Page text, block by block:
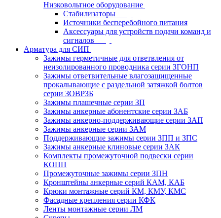
Низковольтное оборудование
Стабилизаторы
Источники бесперебойного питания
Аксессуары для устройств подачи команд и
сигналов
Арматура для СИП
Зажимы герметичные для ответвления от
неизолированного проводника серии ЗГОНП
Зажимы ответвительные влагозащищенные
прокалывающие с раздельной затяжкой болтов
серии ЗОВРЗБ
Зажимы плашечные серии ЗП
Зажимы анкерные абонентские серии ЗАБ
Зажимы анкерно-поддерживающие серии ЗАП
Зажимы анкерные серии ЗАМ
Поддерживающие зажимы серии ЗПП и ЗПС
Зажимы анкерные клиновые серии ЗАК
Комплекты промежуточной подвески серии
КОПП
Промежуточные зажимы серии ЗПН
Кронштейны анкерные серий КАМ, КАБ
Крюки монтажные серий КМ, КМУ, КМС
Фасадные крепления серии КФК
Ленты монтажные серии ЛМ